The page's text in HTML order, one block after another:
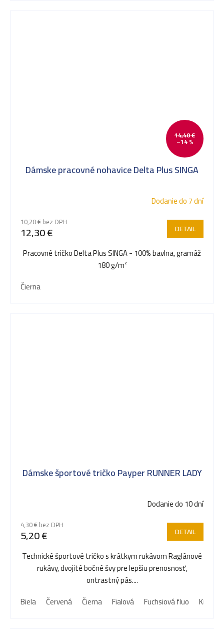
14,40 €
–14 %
Dámske pracovné nohavice Delta Plus SINGA
Dodanie do 7 dní
10,20 € bez DPH
12,30 € DETAIL
Pracovné tričko Delta Plus SINGA - 100% bavlna, gramáž
180 g/m²
Čierna
Dámske športové tričko Payper RUNNER LADY
Dodanie do 10 dní
4,30 € bez DPH
5,20 € DETAIL
Technické športové tričko s krátkym rukávom Raglánové
rukávy, dvojité bočné švy pre lepšiu prenosnosť,
ontrastný pás....
Biela
Červená Čierna Fialová Fuchsiová fluo